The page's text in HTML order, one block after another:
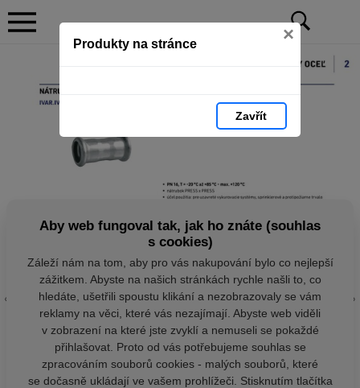
Produkty na stránce ×
Zavřít
Aby web fungoval tak, jak ho znáte (souhlas
s cookies)
Záleží nám na tom, aby pro vás nakupování bylo co nejlepší
zážitkem. Abyste na našich stránkách rychle našli to, co
hledáte, ušetřili spoustu klikání a nezobrazovaly se vám
reklamy na věci, které vás nezajímají. Abyste web viděli
v zobrazení na které jste zvyklí a nemuseli se pokaždé
přihlašovat. Proto od vás potřebujeme souhlas se
zpracováním souborů cookies - malých souborů, které
se dočasně ukládají ve vašem prohlížeči. Stisknutím tlačítka